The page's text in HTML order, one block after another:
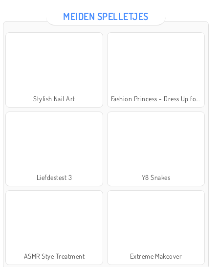
MEIDEN SPELLETJES
Stylish Nail Art
Liefdestest 3 Y8 Snakes
ASMR Stye Treatment Extreme Makeover